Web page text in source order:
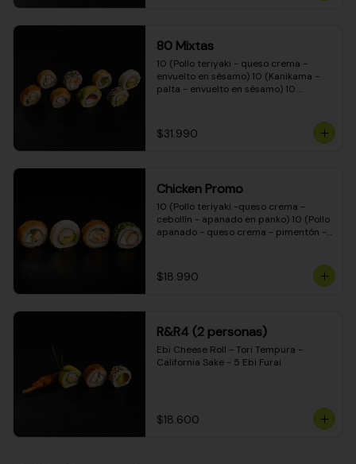
80 Mixtas
10 (Pollo teriyaki - queso crema -
envuelto en sésamo) 10 (Kanikama -
palta - envuelto en sésamo) 10
envuelto en queso crema) 10
(Camarón - queso crema - cebollín -
teriyaki - queso crema - cebollín -
envuelto en masa tempura) 10
(Pimentón - queso crema - cebollín -
envuelto en masa tempura)
$31.990
Chicken Promo
10 (Pollo teriyaki -queso crema -
cebollín - apanado en panko) 10 (Pollo
apanado - queso crema - pimentón -
ciboulette) 10 (Pollo teriyaki - palta -
envuelto en queso crema)
$18.990
R&R4 (2 personas)
Ebi Cheese Roll - Tori Tempura -
California Sake - 5 Ebi Furai
$18.600